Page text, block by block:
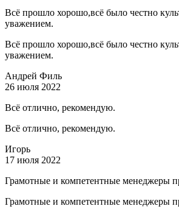
Всё прошло хорошо,всё было честно
уважением.
Всё прошло хорошо,всё было честно
уважением.
Андрей Филь
26 июля 2022
Всё отлично, рекомендую.
Всё отлично, рекомендую.
Игорь
17 июля 2022
Грамотные и компетентные менеджеры
Грамотные и компетентные менеджеры